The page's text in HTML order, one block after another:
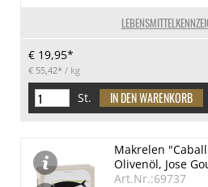
€ 19,95*
€ 55,42* / kg
St.
Makrelen
Olivenöl, Jose
Art.Nr.:69737